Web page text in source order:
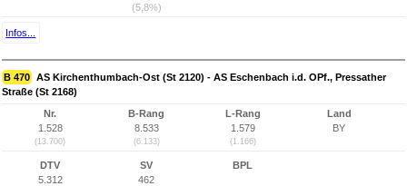
(5,8%)
Infos...
B 470 AS Kirchenthumbach-Ost (St 2120) - AS Eschenbach i.d. OPf., Pressather
Straße (St 2168)
Nr.
1.528
(13.700)
B-Rang
8.533
(6.133)
L-Rang
1.579
(1.166)
Land
BY
DTV
5.312
SV
462
BPL